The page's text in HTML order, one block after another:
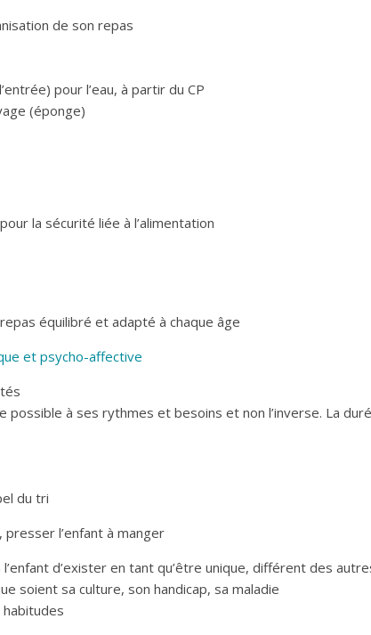
de son repas
pour l’eau, à partir du CP
(éponge)
la sécurité liée à l’alimentation
équilibré et adapté à chaque âge
et psycho-affective
possible à ses rythmes et besoins et non l’inverse. La
du tri
l’enfant à manger
d’exister en tant qu’être unique, différent des
soient sa culture, son handicap, sa maladie